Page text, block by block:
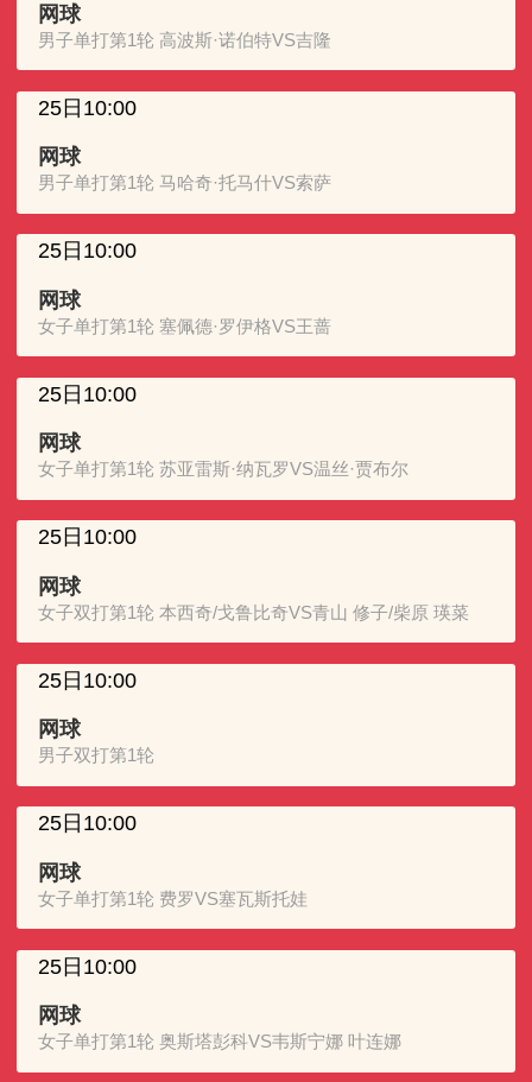
网球
男子单打第1轮 高波斯·诺伯特VS吉隆
25日10:00
网球
男子单打第1轮 马哈奇·托马什VS索萨
25日10:00
网球
女子单打第1轮 塞佩德·罗伊格VS王蔷
25日10:00
网球
女子单打第1轮 苏亚雷斯·纳瓦罗VS温丝·贾布尔
25日10:00
网球
女子双打第1轮 本西奇/戈鲁比奇VS青山 修子/柴原 瑛菜
25日10:00
网球
男子双打第1轮
25日10:00
网球
女子单打第1轮 费罗VS塞瓦斯托娃
25日10:00
网球
女子单打第1轮 奥斯塔彭科VS韦斯宁娜 叶连娜